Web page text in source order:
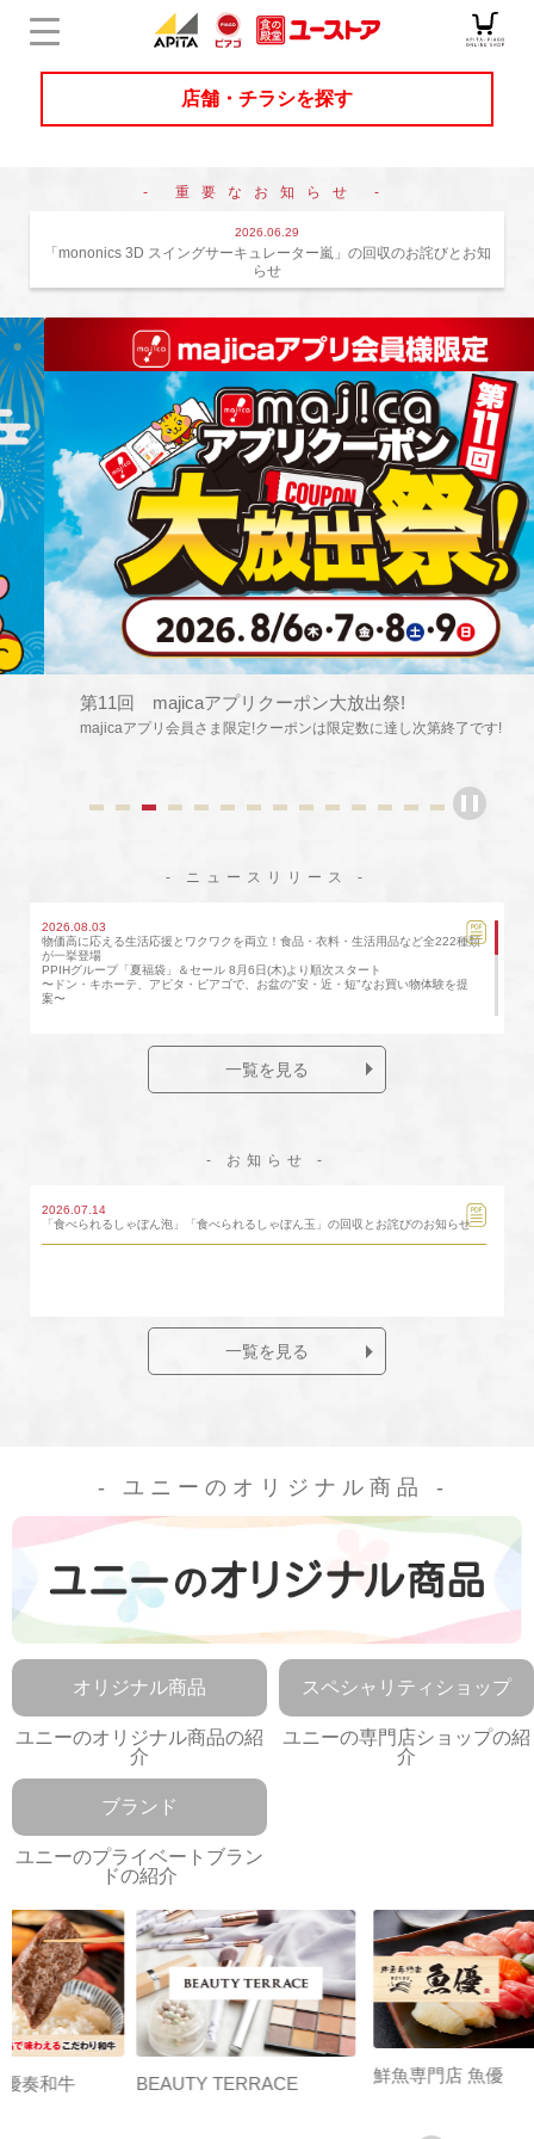
店舗・チラシを探す
オンラインショップ
採用情報
マイ店舗
- 重要なお知らせ -
2026.06.29
「mononics 3D スイングサーキュレーター嵐」の回収のお詫びとお知
らせ
第11回 majicaアプリクーポン大放出祭!
majicaアプリ会員さま限定!クーポンは限定数に達し次第終了です!
- ニュースリリース -
2026.08.03
物価高に応える生活応援とワクワクを両立！食品・衣料・生活用品など全222種類
が一挙登場
PPIHグループ「夏福袋」＆セール 8月6日(木)より順次スタート
〜ドン・キホーテ、アピタ・ピアゴで、お盆の"安・近・短"なお買い物体験を提
案〜
全国のドン・キホーテ等PPIH国内グループ店舗にて 「令和8年熊本地震災害義援
一覧を見る
- お知らせ -
2026.07.14
「食べられるしゃぼん泡」「食べられるしゃぼん玉」の回収とお詫びのお知らせ
一覧を見る
- ユニーのオリジナル商品 -
オリジナル商品
ユニーのオリジナル商品の紹
介
スペシャリティショップ
ユニーの専門店ショップの紹
介
ブランド
ユニーのプライベートブラン
ドの紹介
BEAUTY TERRACE 鮮魚専門店 魚優
【週